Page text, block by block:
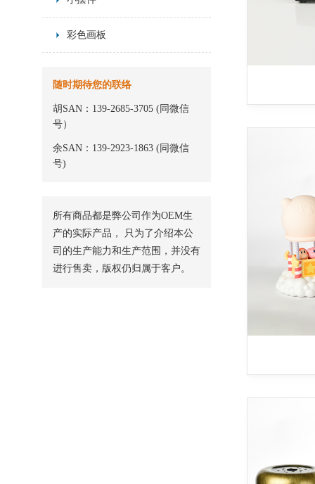
彩色画板
随时期待您的联络
胡SAN：139-2685-3705 (同微信
号）
余SAN：139-2923-1863 (同微信
号)
所有商品都是弊公司作为OEM生
产的实际产品， 只为了介绍本公
司的生产能力和生产范围，并没有
进行售卖，版权仍归属于客户。